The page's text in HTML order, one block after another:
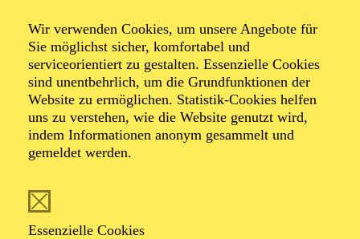
Wir verwenden Cookies, um unsere Angebote für
Sie möglichst sicher, komfortabel und
serviceorientiert zu gestalten. Essenzielle Cookies
sind unentbehrlich, um die Grundfunktionen der
Website zu ermöglichen. Statistik-Cookies helfen
uns zu verstehen, wie die Website genutzt wird,
indem Informationen anonym gesammelt und
gemeldet werden.
Essenzielle Cookies
zeitgleich.
PHILHARMONIE ESSEN
Sonntag
01.11.2026
10:00 - 15:00
PHILHARMONIE ENTDECKEN ·
KINDERWORKSHOP · NOW! TRANSZENDENZ